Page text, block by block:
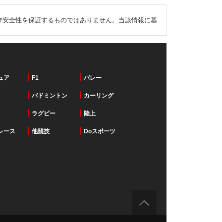
全性を保証するものではありません。当該情報に基
ア F1 バレー
バドミントン カーリング
ラグビー 陸上
ース 他競技 Doスポーツ